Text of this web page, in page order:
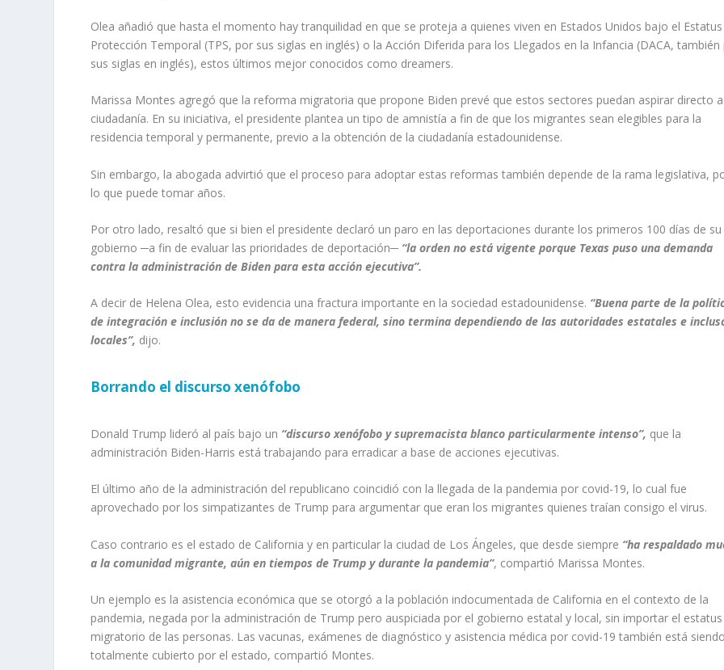
Olea añadió que hasta el momento hay tranquilidad en que se proteja a quienes viven en Estados Unidos bajo el
Protección Temporal (TPS, por sus siglas en inglés) o la Acción Diferida para los Llegados en la Infancia (DACA, también
sus siglas en inglés), estos últimos mejor conocidos como dreamers.
Marissa Montes agregó que la reforma migratoria que propone Biden prevé que estos sectores puedan aspirar directo
ciudadanía. En su iniciativa, el presidente plantea un tipo de amnistía a fin de que los migrantes sean elegibles para la
residencia temporal y permanente, previo a la obtención de la ciudadanía estadounidense.
Sin embargo, la abogada advirtió que el proceso para adoptar estas reformas también depende de la rama legislativa,
lo que puede tomar años.
Por otro lado, resaltó que si bien el presidente declaró un paro en las deportaciones durante los primeros 100 días de su
gobierno ─a fin de evaluar las prioridades de deportación─“la orden no está vigente porque Texas puso una demanda
contra la administración de Biden para esta acción ejecutiva”.
A decir de Helena Olea, esto evidencia una fractura importante en la sociedad estadounidense. “Buena parte de la
de integración e inclusión no se da de manera federal, sino termina dependiendo de las autoridades estatales e
locales”, dijo.
Borrando el discurso xenófobo
Donald Trump lideró al país bajo un “discurso xenófobo y supremacista blanco particularmente intenso”, que la
administración Biden-Harris está trabajando para erradicar a base de acciones ejecutivas.
El último año de la administración del republicano coincidió con la llegada de la pandemia por covid-19, lo cual fue
aprovechado por los simpatizantes de Trump para argumentar que eran los migrantes quienes traían consigo el virus.
Caso contrario es el estado de California y en particular la ciudad de Los Ángeles, que desde siempre “ha respaldado
a la comunidad migrante, aún en tiempos de Trump y durante la pandemia”, compartió Marissa Montes.
Un ejemplo es la asistencia económica que se otorgó a la población indocumentada de California en el contexto de la
pandemia, negada por la administración de Trump pero auspiciada por el gobierno estatal y local, sin importar el estatus
migratorio de las personas. Las vacunas, exámenes de diagnóstico y asistencia médica por covid-19 también está siendo
totalmente cubierto por el estado, compartió Montes.